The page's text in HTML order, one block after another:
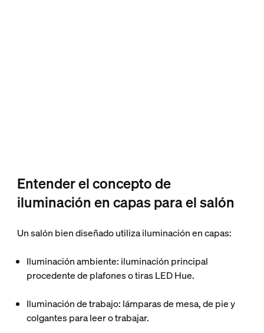
Entender el concepto de
iluminación en capas para el salón
Un salón bien diseñado utiliza iluminación en capas:
Iluminación ambiente: iluminación principal
procedente de plafones o tiras LED Hue.
Iluminación de trabajo: lámparas de mesa, de pie y
colgantes para leer o trabajar.